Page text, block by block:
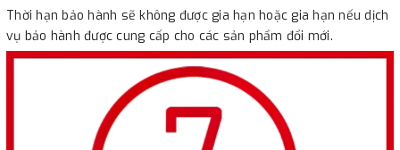
Thời hạn bảo hành sẽ không được gia hạn hoặc gia hạn nếu dịch
vụ bảo hành được cung cấp cho các sản phẩm đổi mới.